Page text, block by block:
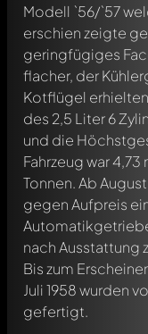
Modell `56/`57
erschien zeigte
geringfügiges
flacher, der
Kotflügel
des 2,5 Liter 6
und die
Fahrzeug war 4,73
Tonnen. Ab
gegen Aufpreis
nach Ausstattung
Bis zum
Juli 1958 wurden
gefertigt.